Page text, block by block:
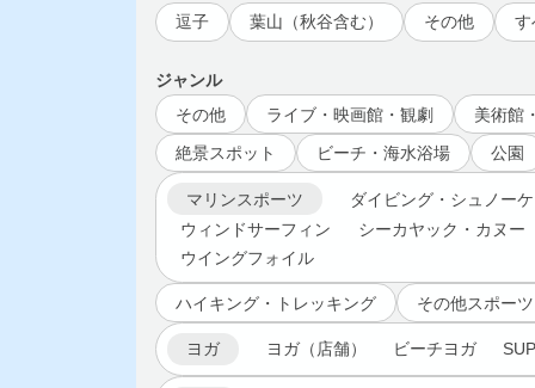
逗子
葉山（秋谷含む） その他 す
ジャンル
その他
ライブ・映画館・観劇 美術館
絶景スポット ビーチ・海水浴場 公園
マリンスポーツ
ダイビング・シュノー
ウィンドサーフィン
シーカヤック・カヌー
ウイングフォイル
ハイキング・トレッキング その他スポーツ
ヨガ ヨガ（店舗） ビーチヨガ